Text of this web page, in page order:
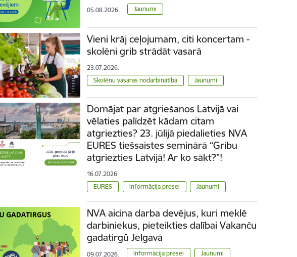
05.08.2026. Jaunumi
Vieni krāj ceļojumam, citi koncertam -
skolēni grib strādāt vasarā
23.07.2026.
Skolēnu vasaras nodarbinātība
Jaunumi
Domājat par atgriešanos Latvijā vai
vēlaties palīdzēt kādam citam
atgriezties? 23. jūlijā piedalieties NVA
EURES tiešsaistes seminārā “Gribu
atgriezties Latvijā! Ar ko sākt?”!
16.07.2026.
EURES
Informācija presei Jaunumi
NVA aicina darba devējus, kuri meklē
darbiniekus, pieteikties dalībai Vakanču
gadatirgū Jelgavā
09.07.2026. Informācija presei Jaunumi